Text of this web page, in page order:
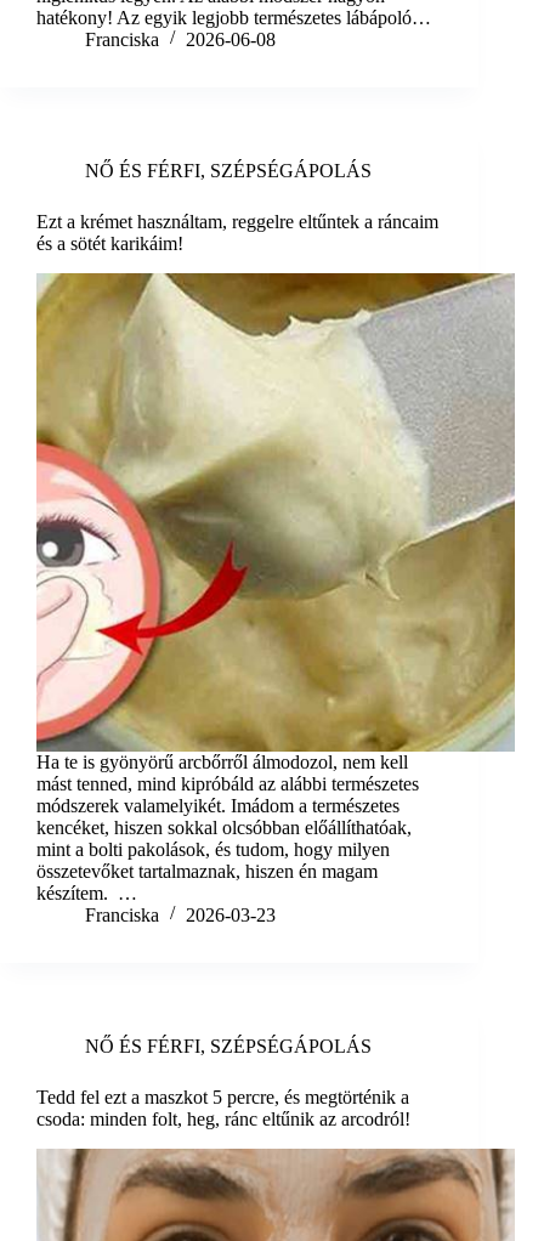
hatékony! Az egyik legjobb természetes lábápoló…
Franciska
2026-06-08
NŐ ÉS FÉRFI, SZÉPSÉGÁPOLÁS
Ezt a krémet használtam, reggelre eltűntek a ráncaim
és a sötét karikáim!
Ha te is gyönyörű arcbőrről álmodozol, nem kell
mást tenned, mind kipróbáld az alábbi természetes
módszerek valamelyikét. Imádom a természetes
kencéket, hiszen sokkal olcsóbban előállíthatóak,
mint a bolti pakolások, és tudom, hogy milyen
összetevőket tartalmaznak, hiszen én magam
készítem. …
Franciska
2026-03-23
NŐ ÉS FÉRFI, SZÉPSÉGÁPOLÁS
Tedd fel ezt a maszkot 5 percre, és megtörténik a
csoda: minden folt, heg, ránc eltűnik az arcodról!